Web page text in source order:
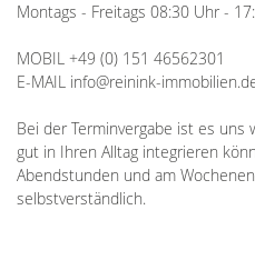
Montags - Freitags 08:30 Uhr -
MOBIL +49 (0) 151 46562301
E-MAIL info@reinink-
Bei der Terminvergabe ist es uns
gut in Ihren Alltag integrieren
Abendstunden und am
selbstverständlich.